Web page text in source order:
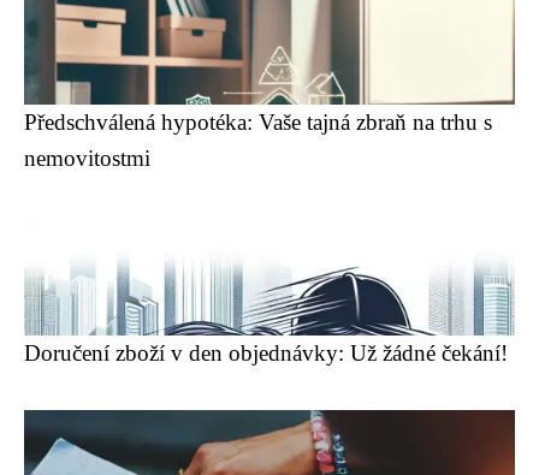
Předschválená hypotéka: Vaše tajná zbraň na trhu s
nemovitostmi
Doručení zboží v den objednávky: Už žádné čekání!